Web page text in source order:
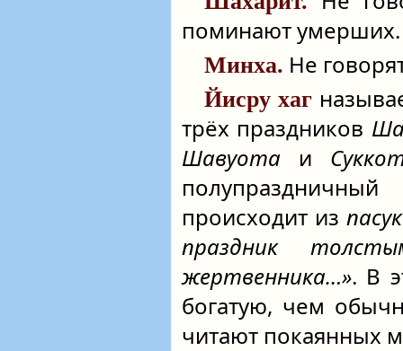
поминают умерших.
Минха. Не
Йисру хаг
трёх праздников
Шавуота и
происходит из
праздник
жертвенника…». В
богатую, чем
читают покаянных